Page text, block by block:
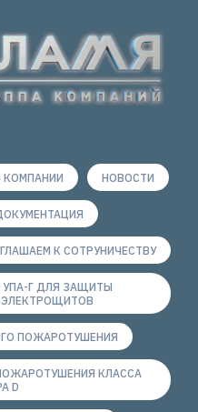
КОМПАНИИ НОВОСТИ
К СОТРУНИЧЕСТВУ
Г ДЛЯ ЗАЩИТЫ
ПОЖАРОТУШЕНИЯ
КЛАССА
D